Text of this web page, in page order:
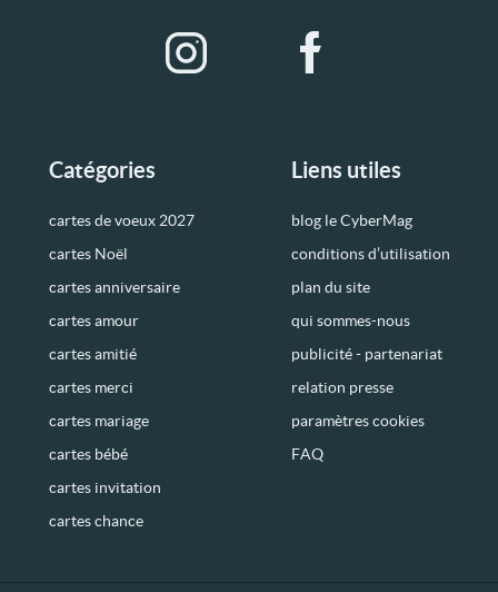
Catégories
cartes de voeux 2027
cartes Noël
cartes anniversaire
cartes amour
cartes amitié
cartes merci
cartes mariage
cartes bébé
cartes invitation
cartes chance
Liens utiles
blog le CyberMag
conditions d’utilisation
plan du site
qui sommes-nous
publicité - partenariat
relation presse
paramètres cookies
FAQ